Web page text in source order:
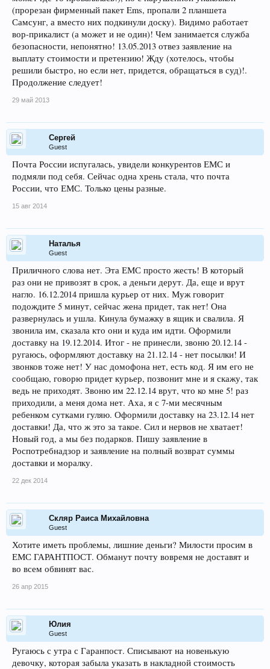
(прорезан фирменный пакет Ems, пропали 2 планшета
Самсунг, а вместо них подкинули доску). Видимо работает
вор-прикалист (а может и не один)! Чем занимается служба
безопасности, непонятно! 13.05.2013 отвез заявление на
выплату стоимости и претензию! Жду (хотелось, чтобы
решили быстро, но если нет, придется, обращаться в суд)!.
Продолжение следует!
29 май 2013
Сергей
Guest
Почта России испугалась, увидели конкурентов ЕМС и
подмяли под себя. Сейчас одна хрень стала, что почта
России, что ЕМС. Только цены разные.
15 авг 2014
Наталья
Guest
Приличного слова нет. Эта ЕМС просто жесть! В который
раз они не привозят в срок, а деньги дерут. Да, еще и врут
нагло. 16.12.2014 пришла курьер от них. Муж говорит
подождите 5 минут, сейчас жена придет, так нет! Она
развернулась и ушла. Кинула бумажку в ящик и свалила. Я
звонила им, сказала кто они и куда им идти. Оформили
доставку на 19.12.2014. Итог - не принесли, звоню 20.12.14 -
ругаюсь, оформляют доставку на 21.12.14 - нет посылки! И
звонков тоже нет! У нас домофона нет, есть код. Я им его не
сообщаю, говорю придет курьер, позвонит мне и я скажу, так
ведь не приходят. Звоню им 22.12.14 врут, что ко мне 5! раз
приходили, а меня дома нет. Аха, я с 7-ми месячным
ребенком сутками гуляю. Оформили доставку на 23.12.14 нет
доставки! Да, что ж это за такое. Сил и нервов не хватает!
Новый год, а мы без подарков. Пишу заявление в
Роспотребнадзор и заявление на полный возврат суммы
доставки и моралку.
22 дек 2014
Скляр Раиса Михайловна
Guest
Хотите иметь проблемы, лишние деньги? Милости просим в
ЕМС ГАРАНТПОСТ. Обманут почту вовремя не доставят и
во всем обвинят вас.
26 апр 2015
Юлия
Guest
Ругаюсь с утра с Гаранпост. Списывают на новенькую
девочку, которая забыла указать в накладной стоимость